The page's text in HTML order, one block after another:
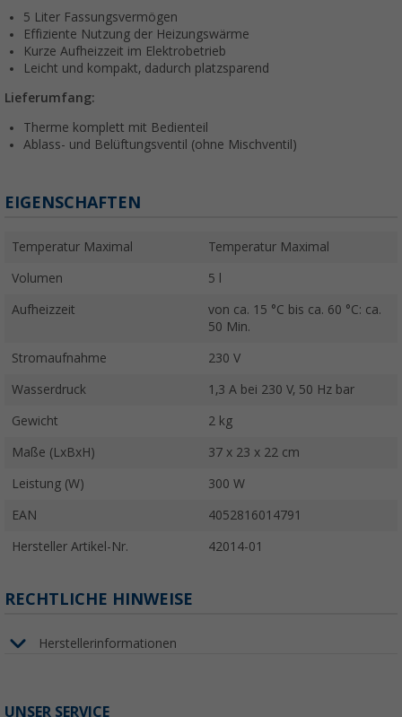
5 Liter Fassungsvermögen
Effiziente Nutzung der Heizungswärme
Kurze Aufheizzeit im Elektrobetrieb
Leicht und kompakt, dadurch platzsparend
Lieferumfang:
Therme komplett mit Bedienteil
Ablass- und Belüftungsventil (ohne Mischventil)
EIGENSCHAFTEN
Temperatur Maximal Temperatur Maximal
Volumen 5 l
Aufheizzeit
von ca. 15 °C bis ca. 60 °C: ca.
50 Min.
Stromaufnahme 230 V
Wasserdruck 1,3 A bei 230 V, 50 Hz bar
Gewicht 2 kg
Maße (LxBxH) 37 x 23 x 22 cm
Leistung (W) 300 W
EAN 4052816014791
Hersteller Artikel-Nr. 42014-01
RECHTLICHE HINWEISE
Herstellerinformationen
UNSER SERVICE